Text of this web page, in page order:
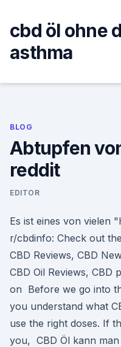
content
cbd öl ohne
asthma
BLOG
Abtupfen
reddit
EDITOR
Es ist eines von vielen
r/cbdinfo: Check out
CBD Reviews, CBD
CBD Oil Reviews, CBD
on Before we go into
you understand what
use the right doses. If
you, CBD Öl kann